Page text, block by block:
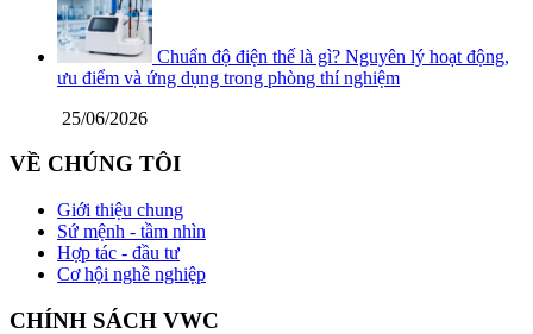
Chuẩn độ điện thế là gì? Nguyên lý hoạt động,
ưu điểm và ứng dụng trong phòng thí nghiệm
25/06/2026
VỀ CHÚNG TÔI
Giới thiệu chung
Sứ mệnh - tầm nhìn
Hợp tác - đầu tư
Cơ hội nghề nghiệp
CHÍNH SÁCH VWC